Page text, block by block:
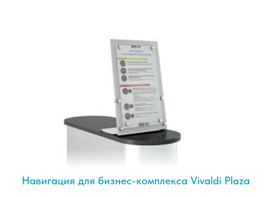
Навигация для бизнес-комплекса Vivaldi Plaza